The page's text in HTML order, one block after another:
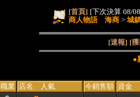
[首頁] [下次決算 08/
商人物語 海商 >城
[速報] [
●
職業 店名 人氣 今銷售額 資金